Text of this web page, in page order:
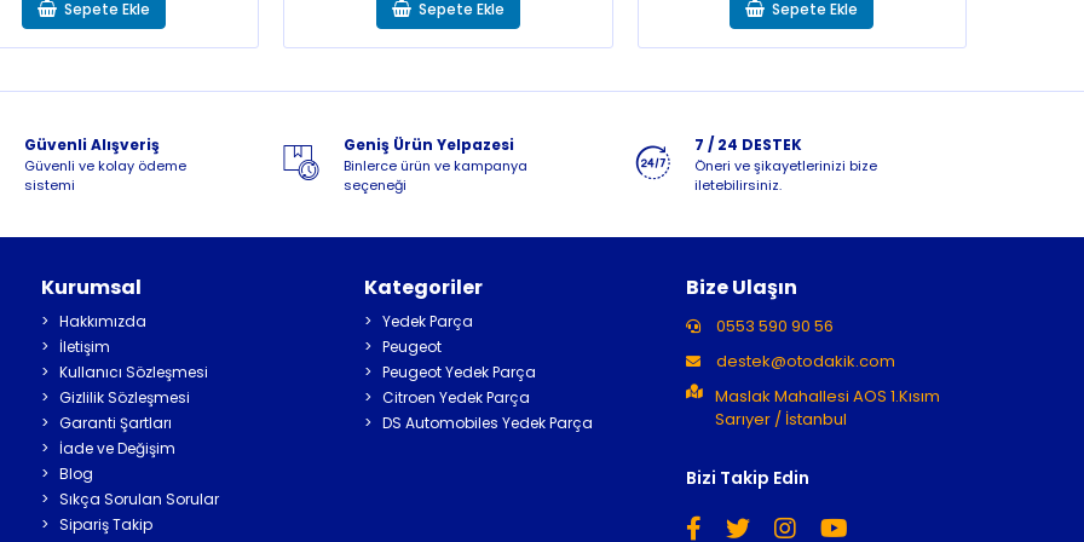
Sepete Ekle Sepete Ekle Sepete Ekle
Güvenli Alışveriş
Güvenli ve kolay ödeme
sistemi
Geniş Ürün Yelpazesi
Binlerce ürün ve kampanya
seçeneği
7 / 24 DESTEK
Öneri ve şikayetlerinizi bize
iletebilirsiniz.
Kurumsal
Hakkımızda
İletişim
Kullanıcı Sözleşmesi
Gizlilik Sözleşmesi
Garanti Şartları
İade ve Değişim
Blog
Sıkça Sorulan Sorular
Sipariş Takip
Kategoriler
Yedek Parça
Peugeot
Peugeot Yedek Parça
Citroen Yedek Parça
DS Automobiles Yedek Parça
Bize Ulaşın
0553 590 90 56
destek@otodakik.com
Maslak Mahallesi AOS 1.Kısım
Sarıyer / İstanbul
Bizi Takip Edin